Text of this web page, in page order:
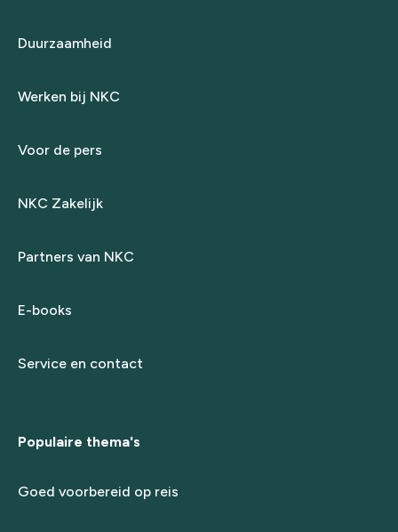
Duurzaamheid
Werken bij NKC
Voor de pers
NKC Zakelijk
Partners van NKC
E-books
Service en contact
Populaire thema's
Goed voorbereid op reis